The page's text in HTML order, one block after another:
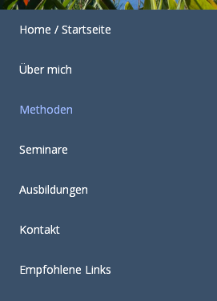
Home / Startseite
Über mich
Methoden
Seminare
Ausbildungen
Kontakt
Empfohlene Links